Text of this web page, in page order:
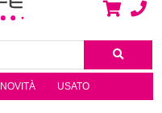
NOVITÀ USATO